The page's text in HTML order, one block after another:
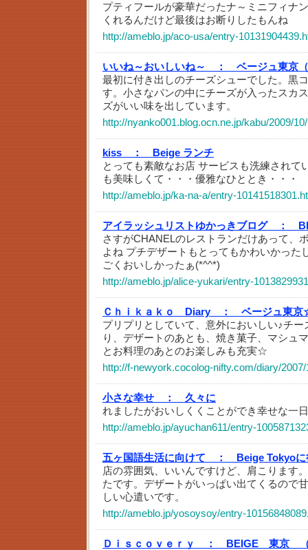
プティフールが豪華だったナ～ミニフィナ
くれるんだけど最後はお断りしたもんね
http://ameblo.jp/aco-usa/entry-
いいね～おいしいね～ ：
ベージュ東京
最初に付き出しのチーズシューでした。黒
す。小さなパンの中にチーズが入ったスカ
ズがいい味を出しています。
http://nyanko001.blog.ocn.ne.jp/kabu/2009/
kiss ：
Beige ランチ
とっても素敵なお店 サービスも洗練されて
も美味しくて・・・優雅なひととき・・・
http://ameblo.jp/ka-na-a/entry-
アイラッシュリストゆかっきブログ ：
さすがCHANELのレストランだけあって、
よね プチデザートもとってもかわいかった
ごくおいしかったぁ(*^^*)
http://ameblo.jp/alice-yukari/entry-
Ｃｈｉｋａｋｏ Diary ：
ベージュ東
プリプリとしていて、意外においしい♪チ
り、デザートのあとも、焼き菓子、マシュ
とお料理のあとのお楽しみも充実☆
http://f-newyork.cocolog-nifty.com/diary/
小さな幸せ ：
久々に
れましたがおいしくくことができ幸せな一
http://ameblo.jp/ayuchan611/entry-
五ヶ国語生活に向けて ：
Beige Tokyo
店の雰囲気、いいんですけど、肩こります
たです。デザートがいっぱい出てくるので
しい心遣いです。
http://ameblo.jp/yosoysoy/entry-
Ｄｉｓｃｏｖｅｒｙ ：
BEIGE 東京 （